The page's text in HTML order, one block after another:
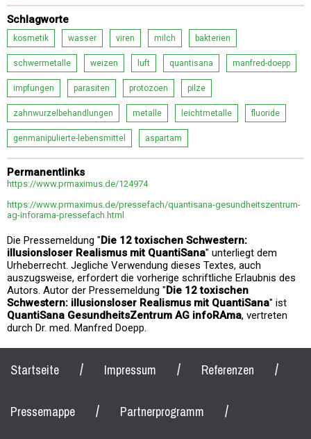
Schlagworte
kosmetik wasser viren milch bakterien
schwermetalle weizen luft quantisana manfred-doepp
impfungen parasiten protozoen pilze
zahnwurzelbehandlungen metalle leichtmetalle fluoride
genmanipulierte-lebensmittel aspartam
Permanentlinks
https://www.prmaximus.de/124974
https://www.prmaximus.de/pressefach/quantisana-gesundheitszentrum-
ag-inforama-pressefach.html
Die Pressemeldung "Die 12 toxischen Schwestern:
illusionsloser Realismus mit QuantiSana" unterliegt dem
Urheberrecht. Jegliche Verwendung dieses Textes, auch
auszugsweise, erfordert die vorherige schriftliche Erlaubnis des
Autors. Autor der Pressemeldung "Die 12 toxischen
Schwestern: illusionsloser Realismus mit QuantiSana" ist
QuantiSana GesundheitsZentrum AG infoRAma, vertreten
durch Dr. med. Manfred Doepp.
Startseite / Impressum / Referenzen /
Pressemappe / Partnerprogramm /